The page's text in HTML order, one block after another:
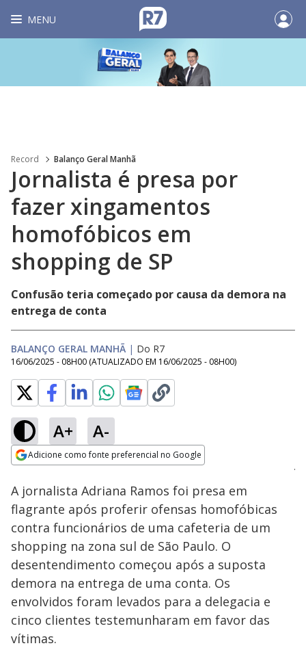
MENU
Record Balanço Geral Manhã
Jornalista é presa por
fazer xingamentos
homofóbicos em
shopping de SP
Confusão teria começado por causa da demora na
entrega de conta
BALANÇO GERAL MANHÃ | Do R7
16/06/2025 - 08H00 (ATUALIZADO EM 16/06/2025 - 08H00)
A+ A-
Adicione como fonte preferencial no Google
Ativar
Loaded
56.75%
A jornalista Adriana Ramos foi presa em
flagrante após proferir ofensas homofóbicas
contra funcionários de uma cafeteria de um
shopping na zona sul de São Paulo. O
desentendimento começou após a suposta
demora na entrega de uma conta. Os
envolvidos foram levados para a delegacia e
cinco clientes testemunharam em favor das
vítimas.